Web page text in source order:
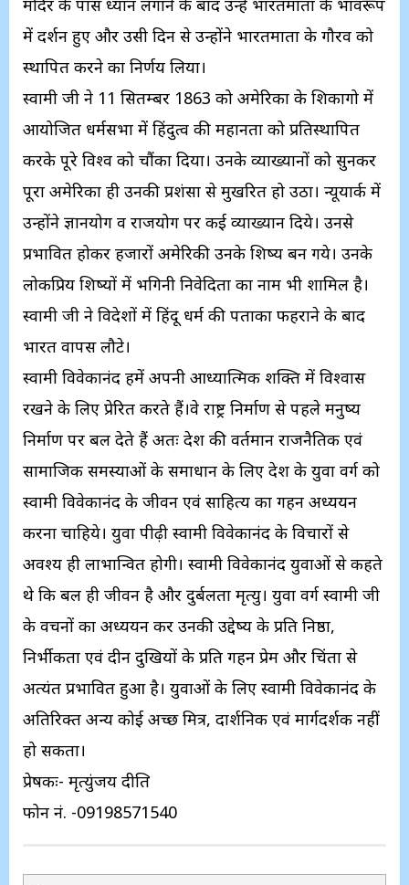
मंदिर के पास ध्यान लगाने के बाद उन्हें भारतमाता के भावरूप
में दर्शन हुए और उसी दिन से उन्होंने भारतमाता के गौरव को
स्थापित करने का निर्णय लिया।
स्वामी जी ने 11 सितम्बर 1863 को अमेरिका के शिकागो में
आयोजित धर्मसभा में हिंदुत्व की महानता को प्रतिस्थापित
करके पूरे विश्व को चौंका दिया। उनके व्याख्यानों को सुनकर
पूरा अमेरिका ही उनकी प्रशंसा से मुखरित हो उठा। न्यूयार्क में
उन्होंने ज्ञानयोग व राजयोग पर कई व्याख्यान दिये। उनसे
प्रभावित होकर हजारों अमेरिकी उनके शिष्य बन गये। उनके
लोकप्रिय शिष्यों में भगिनी निवेदिता का नाम भी शामिल है।
स्वामी जी ने विदेशों में हिंदू धर्म की पताका फहराने के बाद
भारत वापस लौटे।
स्वामी विवेकानंद हमें अपनी आध्यात्मिक शक्ति में विश्वास
रखने के लिए प्रेरित करते हैं।वे राष्ट्र निर्माण से पहले मनुष्य
निर्माण पर बल देते हैं अतः देश की वर्तमान राजनैतिक एवं
सामाजिक समस्याओं के समाधान के लिए देश के युवा वर्ग को
स्वामी विवेकानंद के जीवन एवं साहित्य का गहन अध्ययन
करना चाहिये। युवा पीढ़ी स्वामी विवेकानंद के विचारों से
अवश्य ही लाभान्वित होगी। स्वामी विवेकानंद युवाओं से कहते
थे कि बल ही जीवन है और दुर्बलता मृत्यु। युवा वर्ग स्वामी जी
के वचनों का अध्ययन कर उनकी उद्देष्य के प्रति निष्ठा,
निर्भीकता एवं दीन दुखियों के प्रति गहन प्रेम और चिंता से
अत्यंत प्रभावित हुआ है। युवाओं के लिए स्वामी विवेकानंद के
अतिरिक्त अन्य कोई अच्छ मित्र, दार्शनिक एवं मार्गदर्शक नहीं
हो सकता।
प्रेषकः- मृत्युंजय दीक्षित
फोन नं. -09198571540